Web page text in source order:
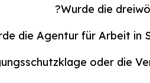
Wurde die
die Agentur für Arbeit in
oder die